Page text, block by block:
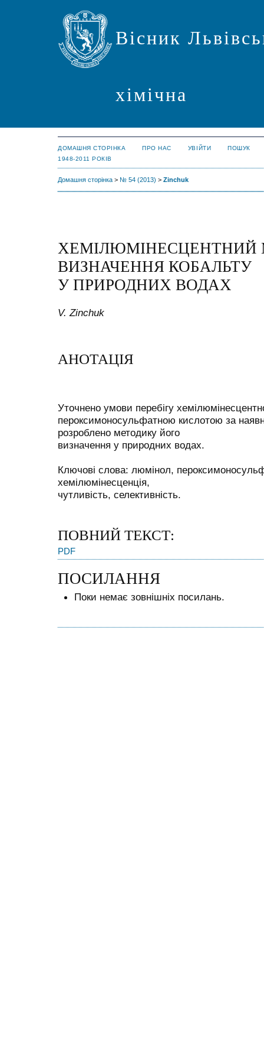
Вісник
хімічна
ДОМАШНЯ СТОРІНКА ПРО НАС УВІЙТИ
ПОШУК
1948-2011 РОКІВ
Домашня сторінка > № 54 (2013) > Zinchuk
ХЕМІЛЮМІНЕСЦЕНТНИЙ
ВИЗНАЧЕННЯ КОБАЛЬТУ
У ПРИРОДНИХ ВОДАХ
V. Zinchuk
АНОТАЦІЯ
Уточнено умови перебігу
пероксимоносульфатною кислотою за
розроблено методику його
визначення у природних водах.
Ключові слова: люмінол,
хемілюмінесценція,
чутливість, селективність.
ПОВНИЙ ТЕКСТ:
PDF
ПОСИЛАННЯ
Поки немає зовнішніх посилань.